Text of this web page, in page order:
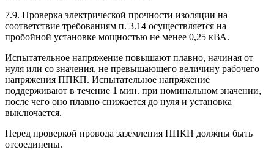
7.9. Проверка электрической прочности изоляции на
соответствие требованиям п. 3.14 осуществляется на
пробойной установке мощностью не менее 0,25 кВА.
Испытательное напряжение повышают плавно, начиная от
нуля или со значения, не превышающего величину рабочего
напряжения ППКП. Испытательное напряжение
поддерживают в течение 1 мин. при номинальном значении,
после чего оно плавно снижается до нуля и установка
выключается.
Перед проверкой провода заземления ППКП должны быть
отсоединены.